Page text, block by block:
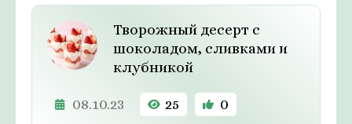
Творожный десерт с
шоколадом, сливками и
клубникой
08.10.23 25 0